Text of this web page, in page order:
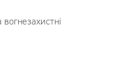
вогнезахистні